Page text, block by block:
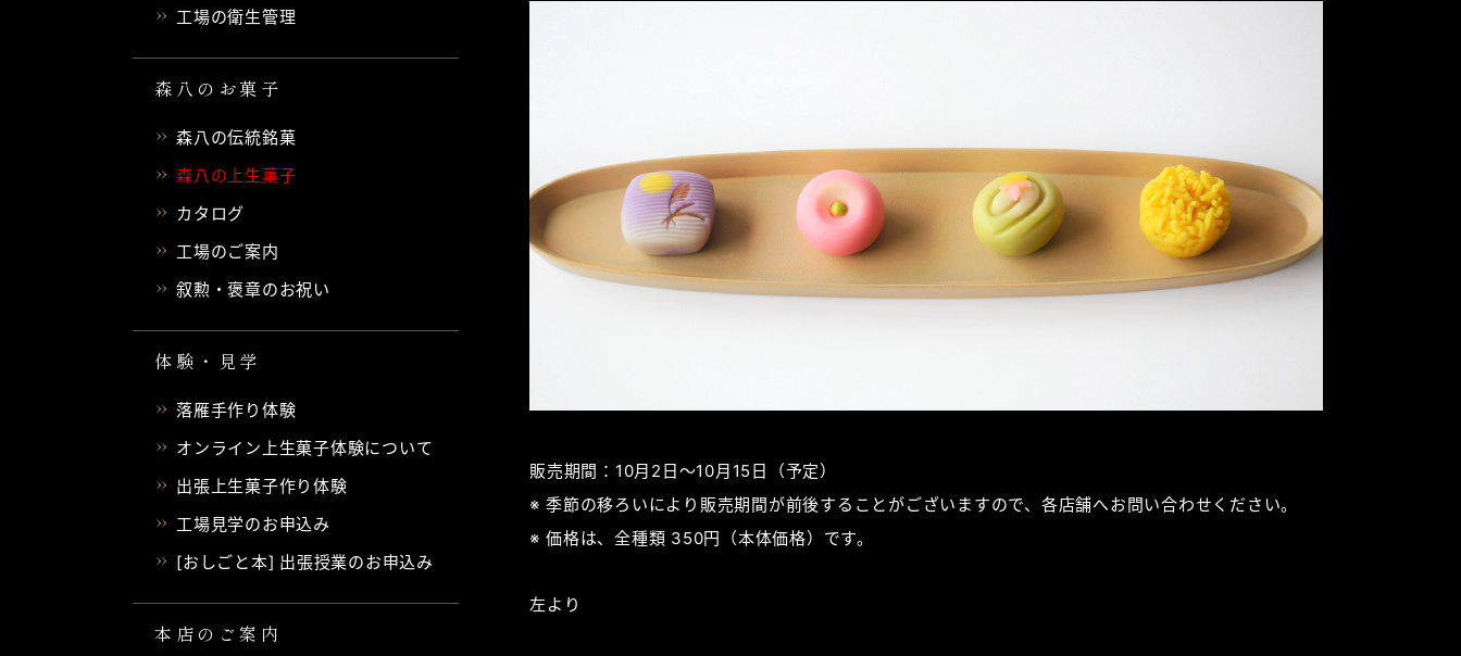
工場の衛生管理
森八のお菓子
森八の伝統銘菓
森八の上生菓子
カタログ
工場のご案内
叙勲・褒章のお祝い
体験・見学
落雁手作り体験
オンライン上生菓子体験について
出張上生菓子作り体験
工場見学のお申込み
[おしごと本] 出張授業のお申込み
本店のご案内
販売期間：10月2日～10月15日（予定）
季節の移ろいにより販売期間が前後することがございますので、各店舗へお問い合わせください。
価格は、全種類 350円（本体価格）です。
左より